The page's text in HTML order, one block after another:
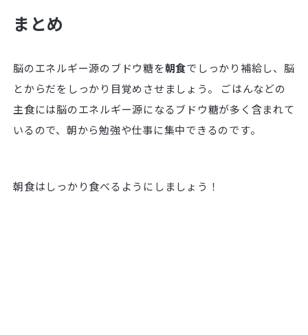
まとめ
脳のエネルギー源のブドウ糖を朝食でしっかり補給し、脳
とからだをしっかり目覚めさせましょう。 ごはんなどの
主食には脳のエネルギー源になるブドウ糖が多く含まれて
いるので、朝から勉強や仕事に集中できるのです。
朝食はしっかり食べるようにしましょう！